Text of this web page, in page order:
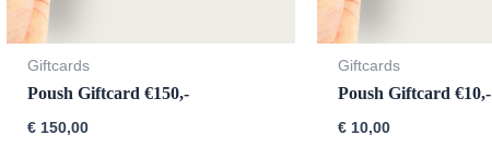
Giftcards
Poush Giftcard €150,-
€ 150,00
Giftcards
Poush Giftcard €10,-
€ 10,00